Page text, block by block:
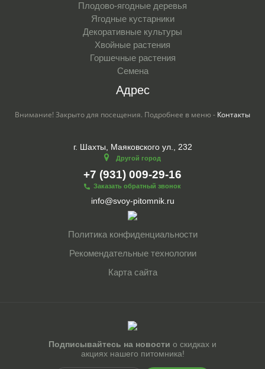
Плодово-ягодные деревья
Ягодные кустарники
Декоративные культуры
Хвойные растения
Горшечные растения
Семена
Адрес
Внимание! Закрыто для посещения. Подробнее в меню - Контакты
г. Шахты, Маяковского ул., 232
Другой город
+7 (931) 009-29-16
Заказать обратный звонок
info@svoy-pitomnik.ru
Политика конфиденциальности
Рекомендательные технологии
Карта сайта
Подписывайтесь на новости о скидках и
акциях нашего питомника!